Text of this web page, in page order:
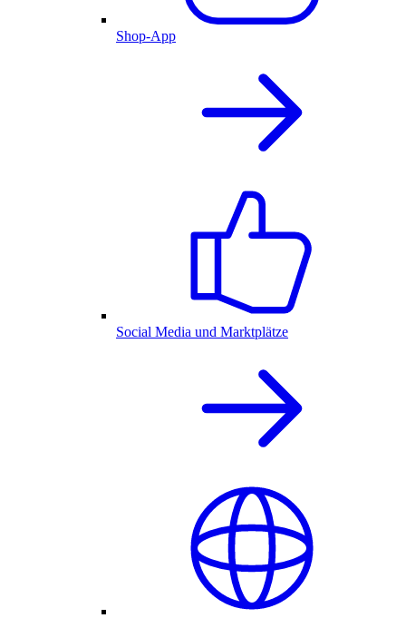
Shop-App
Social Media und Marktplätze